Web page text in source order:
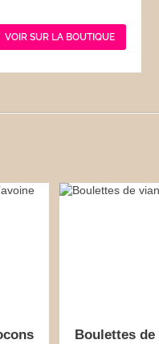
VOIR SUR LA BOUTIQUE
Boulettes